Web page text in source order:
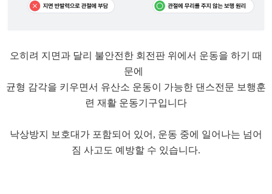
오히려 지면과 달리 불안전한 회전판 위에서 운동을 하기 때
문에
균형 감각을 키우면서 유산소 운동이 가능한 댄스전문 보행훈
련 재활 운동기구입니다
낙상방지 보호대가 포함되어 있어, 운동 중에 일어나는 넘어
짐 사고도 예방할 수 있습니다.